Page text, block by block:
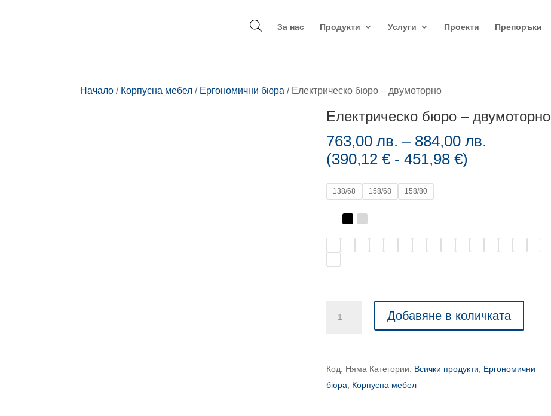
За нас Продукти Услуги Проекти Препоръки
Начало / Корпусна мебел / Ергономични бюра / Електрическо бюро – двумоторно
Електрическо бюро – двумоторно
763,00лв. – 884,00лв.
(390,12€ -451,98€)
138/68 158/68 158/80
бюро
-
двумоторно
Добавяне в количката
Код: Няма Категории: Всички продукти
Ергономични
бюра
Корпусна мебел